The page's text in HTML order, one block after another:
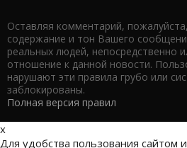
Оставляя комментарий,
содержание и тон Вашего
реальных людей, непосредственно
отношение к данной новости.
нарушают эти правила грубо или
заблокированы.
Полная версия правил
x
Для удобства пользования сайтом